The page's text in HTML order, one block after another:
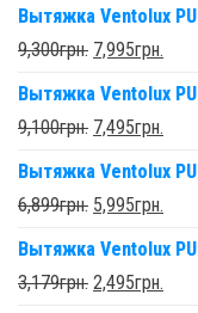
Вытяжка Ventolux
9,300грн. 7,995грн.
Вытяжка Ventolux
9,100грн. 7,495грн.
Вытяжка Ventolux
6,899грн. 5,995грн.
Вытяжка Ventolux
3,179грн. 2,495грн.